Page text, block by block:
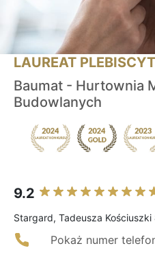
LAUREAT
Baumat - Hurtownia
Budowlanych
9.2
Stargard, Tadeusza Kościuszki
Pokaż numer